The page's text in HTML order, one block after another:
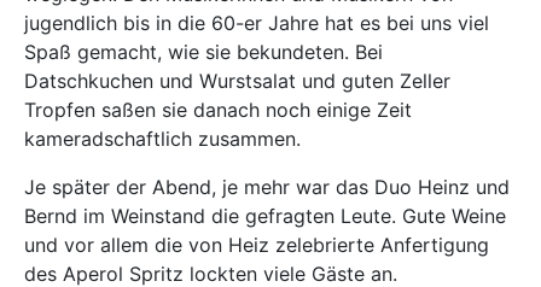
jugendlich bis in die 60-er Jahre hat es bei uns viel
Spaß gemacht, wie sie bekundeten. Bei
Datschkuchen und Wurstsalat und guten Zeller
Tropfen saßen sie danach noch einige Zeit
kameradschaftlich zusammen.
Je später der Abend, je mehr war das Duo Heinz und
Bernd im Weinstand die gefragten Leute. Gute Weine
und vor allem die von Heiz zelebrierte Anfertigung
des Aperol Spritz lockten viele Gäste an.